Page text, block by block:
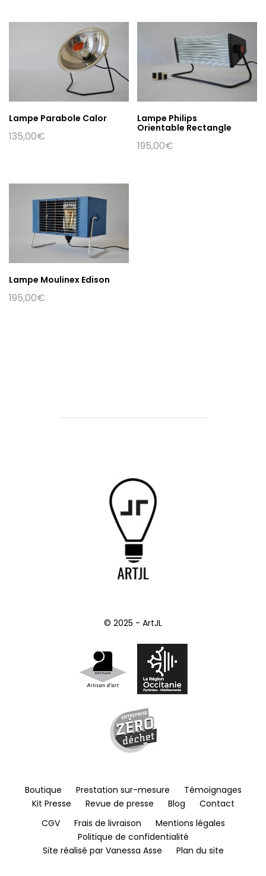
Lampe Parabole Calor
135,00€
Lampe Philips
Orientable Rectangle
195,00€
Lampe Moulinex Edison
195,00€
© 2025 - ArtJL
Boutique Prestation sur-mesure
Témoignages
Kit Presse
Revue de presse Blog
Contact
CGV
Frais de livraison
Mentions légales
Politique de confidentialité
Site réalisé par Vanessa Asse
Plan du site